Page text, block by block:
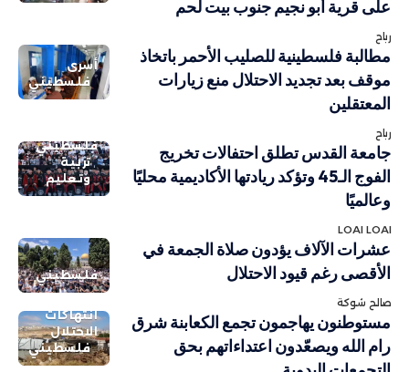
على قرية أبو نجيم جنوب بيت لحم
رباح
أسرى
فلسطيني
مطالبة فلسطينية للصليب الأحمر باتخاذ
موقف بعد تجديد الاحتلال منع زيارات
المعتقلين
رباح
فلسطيني
تربية
وتعليم
جامعة القدس تطلق احتفالات تخريج
الفوج الـ45 وتؤكد ريادتها الأكاديمية محليًا
وعالميًا
LOAI LOAI
فلسطيني
عشرات الآلاف يؤدون صلاة الجمعة في
الأقصى رغم قيود الاحتلال
صالح شوكة
انتهاكات
الاحتلال
فلسطيني
مستوطنون يهاجمون تجمع الكعابنة شرق
رام الله ويصعّدون اعتداءاتهم بحق